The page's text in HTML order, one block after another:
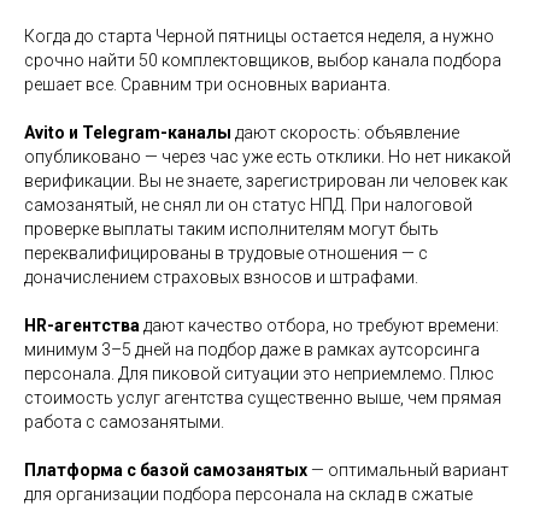
Когда до старта Черной пятницы остается неделя, а нужно
срочно найти 50 комплектовщиков, выбор канала подбора
решает все. Сравним три основных варианта.
Avito и Telegram-каналы дают скорость: объявление
опубликовано — через час уже есть отклики. Но нет никакой
верификации. Вы не знаете, зарегистрирован ли человек как
самозанятый, не снял ли он статус НПД. При налоговой
проверке выплаты таким исполнителям могут быть
переквалифицированы в трудовые отношения — с
доначислением страховых взносов и штрафами.
HR-агентства дают качество отбора, но требуют времени:
минимум 3–5 дней на подбор даже в рамках аутсорсинга
персонала. Для пиковой ситуации это неприемлемо. Плюс
стоимость услуг агентства существенно выше, чем прямая
работа с самозанятыми.
Платформа с базой самозанятых— оптимальный вариант
для организации подбора персонала на склад в сжатые